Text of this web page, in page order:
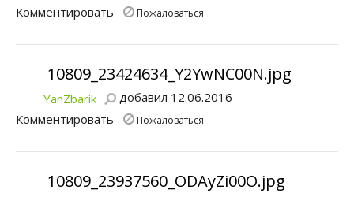
Комментировать
Пожаловаться
10809_23424634_Y2YwNC00N.jpg
YanZbarik
добавил 12.06.2016
Комментировать
Пожаловаться
10809_23937560_ODAyZi00O.jpg